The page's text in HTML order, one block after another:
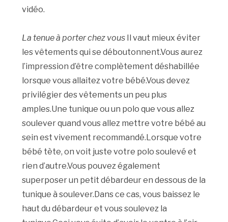
vidéo.
La tenue à porter chez vous Il vaut mieux éviter
les vêtements qui se déboutonnent.Vous aurez
l’impression d’être complètement déshabillée
lorsque vous allaitez votre bébé.Vous devez
privilégier des vêtements un peu plus
amples.Une tunique ou un polo que vous allez
soulever quand vous allez mettre votre bébé au
sein est vivement recommandé.Lorsque votre
bébé tète, on voit juste votre polo soulevé et
rien d’autre.Vous pouvez également
superposer un petit débardeur en dessous de la
tunique à soulever.Dans ce cas, vous baissez le
haut du débardeur et vous soulevez la